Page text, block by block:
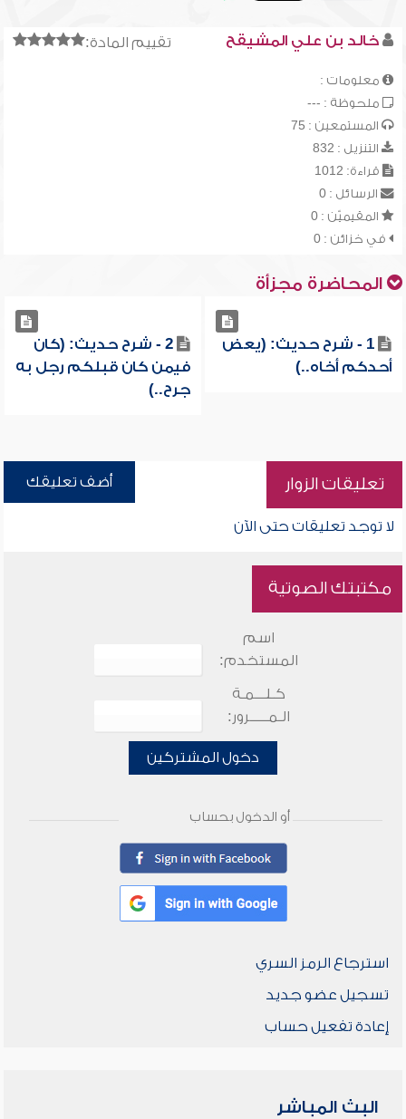
تقييم المادة: خالد بن علي المشيقح
معلومات :
ملحوظة : ---
المستمعين : 75
التنزيل : 832
قراءة: 1012
الرسائل : 0
المقيميّن : 0
في خزائن : 0
المحاضرة مجزأة
1 - شرح حديث: (يعض
أحدكم أخاه..)
2 - شرح حديث: (كان
فيمن كان قبلكم رجل به
جرح..)
تعليقات الزوار أضف تعليقك
لا توجد تعليقات حتى الآن
مكتبتك الصوتية
اسم
المستخدم:
كـلـــمـة
الـمـــــرور:
دخول المشتركين
أو الدخول بحساب
استرجاع الرمز السري
تسجيل عضو جديد
إعادة تفعيل حساب
البث المباشر